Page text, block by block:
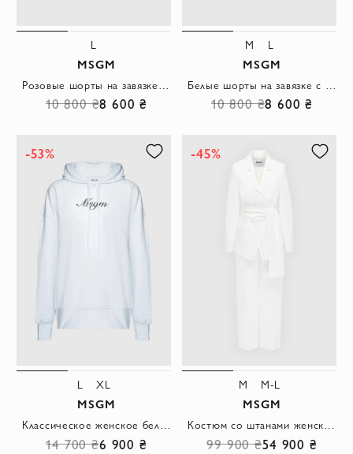
L
MSGM
10 800 ₴8 600 ₴
M L
MSGM
10 800 ₴8 600 ₴
-53%
L XL
MSGM
14 700 ₴6 900 ₴
-45%
M M-L
MSGM
99 900 ₴54 900 ₴